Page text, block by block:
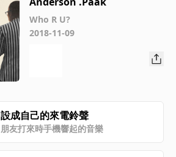
Who R U?
2018-11-09
設成自己的來電鈴聲
朋友打來時手機響起的音樂